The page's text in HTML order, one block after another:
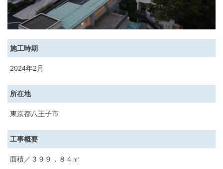
施工時期
2024年2月
所在地
東京都八王子市
工事概要
面積／３９９．８４㎡